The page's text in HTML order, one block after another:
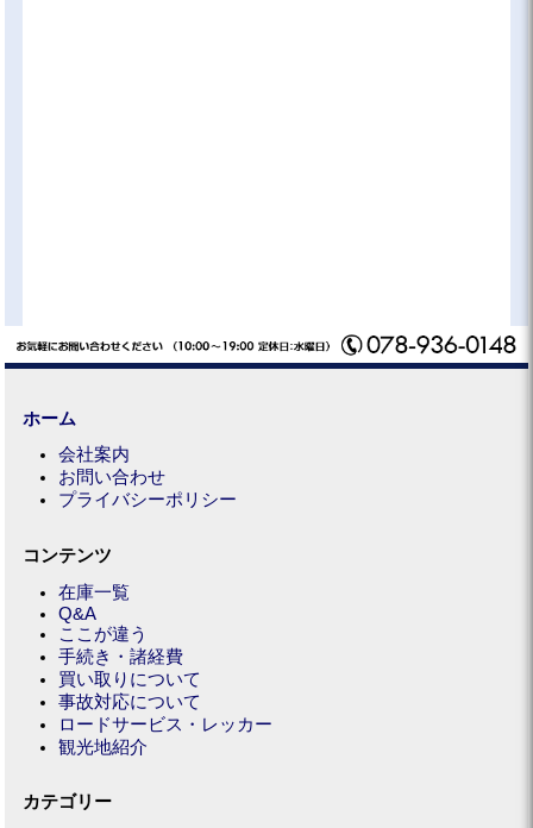
ホーム
会社案内
お問い合わせ
プライバシーポリシー
コンテンツ
在庫一覧
Q&A
ここが違う
手続き・諸経費
買い取りについて
事故対応について
ロードサービス・レッカー
観光地紹介
カテゴリー